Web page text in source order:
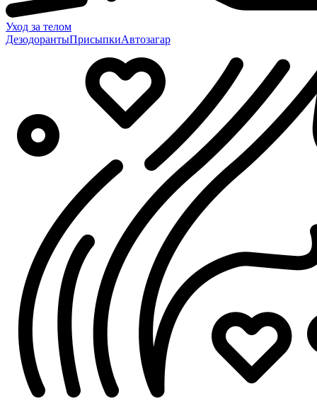
Уход за телом
ДезодорантыПрисыпкиАвтозагар